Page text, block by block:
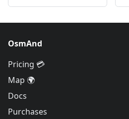
OsmAnd
Pricing 💳
Map 🌍
Docs
Purchases